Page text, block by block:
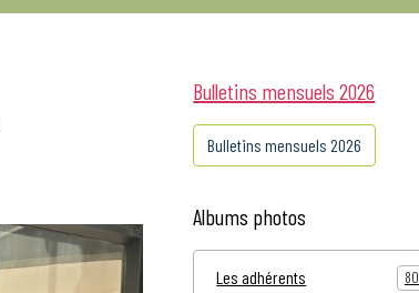
Bulletins mensuels 2026
Bulletins mensuels 2026
Albums photos
Les adhérents 80